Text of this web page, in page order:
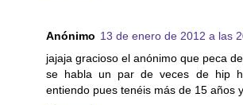
Anónimo 13 de enero de 2012 a las
jajaja gracioso el anónimo que peca
se habla un par de veces de hip
entiendo pues tenéis más de 15 años